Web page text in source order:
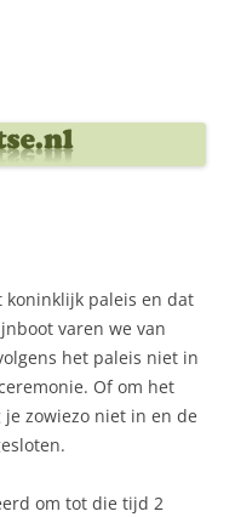
paleis en dat
varen we van
het paleis niet in
Of om het
zowiezo niet in en de
om tot die tijd 2